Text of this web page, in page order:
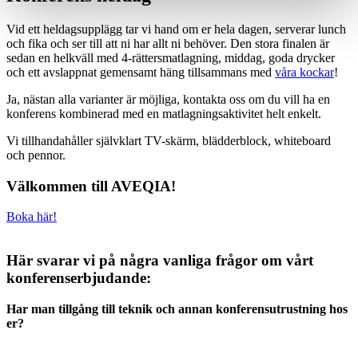
Vid ett heldagsupplägg tar vi hand om er hela dagen, serverar lunch
och fika och ser till att ni har allt ni behöver. Den stora finalen är
sedan en helkväll med 4-rättersmatlagning, middag, goda drycker
och ett avslappnat gemensamt häng tillsammans med våra kockar!
Ja, nästan alla varianter är möjliga, kontakta oss om du vill ha en
konferens kombinerad med en matlagningsaktivitet helt enkelt.
Vi tillhandahåller självklart TV-skärm, blädderblock, whiteboard
och pennor.
Välkommen till AVEQIA!
Boka här!
Här svarar vi på några vanliga frågor om vårt
konferenserbjudande:
Har man tillgång till teknik och annan konferensutrustning hos
er?